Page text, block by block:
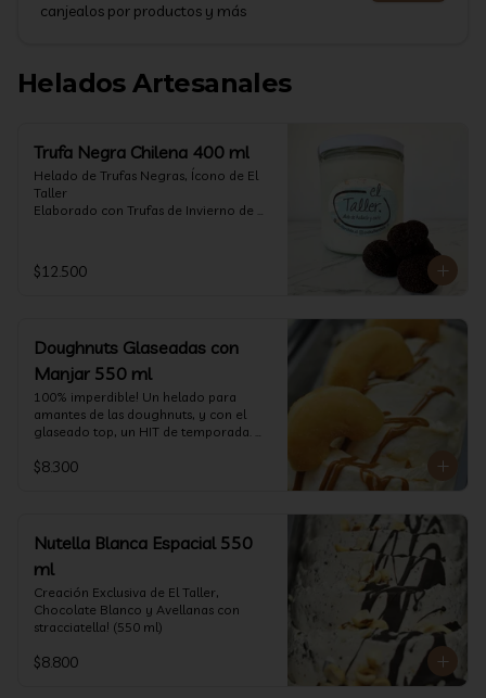
canjealos por productos y más
Helados Artesanales
Trufa Negra Chilena 400 ml
Helado de Trufas Negras, Ícono de El
Taller
Elaborado con Trufas de Invierno de
cremoso y con un delicado proceso
para obtener una experiencia
esta Edición es muy Limitada,
aproveche ya de vivir esta fantástica
experiencia!!
Ya disponible en www.eltallerchile.cl
$12.500
Doughnuts Glaseadas con
Manjar 550 ml
100% imperdible! Un helado para
amantes de las doughnuts, y con el
glaseado top, un HIT de temporada.
$8.300
Nutella Blanca Espacial 550
ml
Creación Exclusiva de El Taller,
Chocolate Blanco y Avellanas con
stracciatella! (550 ml)
$8.800